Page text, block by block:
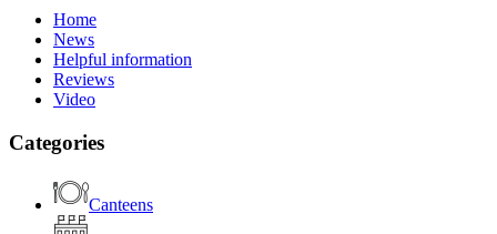
Home
News
Helpful information
Reviews
Video
Categories
Canteens